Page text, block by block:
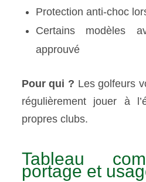
Protection anti-choc
Certains modèles
approuvé
Pour qui ? Les golfeurs
régulièrement jouer à
propres clubs.
Tableau
portage et